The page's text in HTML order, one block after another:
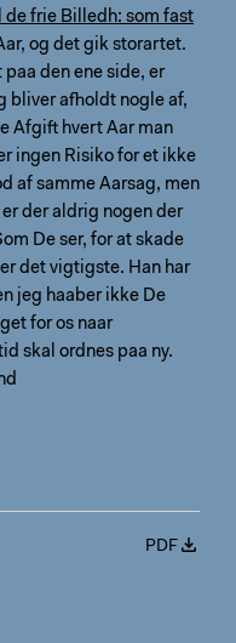
frie Billedh: som fast
og det gik storartet.
den ene side, er
bliver afholdt nogle af,
Afgift hvert Aar man
ingen Risiko for et ikke
af samme Aarsag, men
der aldrig nogen der
De ser, for at skade
det vigtigste. Han har
jeg haaber ikke De
for os naar
skal ordnes paa ny.
PDF